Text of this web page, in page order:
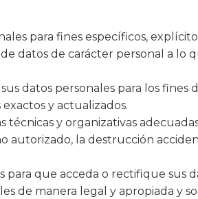
para fines específicos,
datos de carácter personal a lo
datos personales para los fines
y actualizados.
técnicas y organizativas
autorizado, la destrucción
para que acceda o rectifique sus
de manera legal y apropiada y